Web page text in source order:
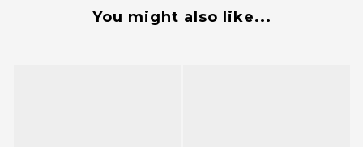
You might also like...